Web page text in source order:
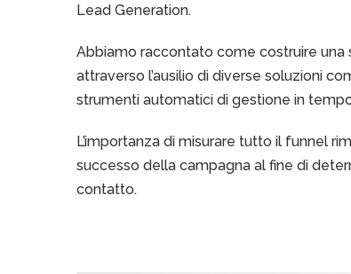
Lead Generation.
Abbiamo raccontato come costruire
attraverso l’ausilio di diverse soluzioni
strumenti automatici di gestione in
L’importanza di misurare tutto il funnel
successo della campagna al fine di
contatto.